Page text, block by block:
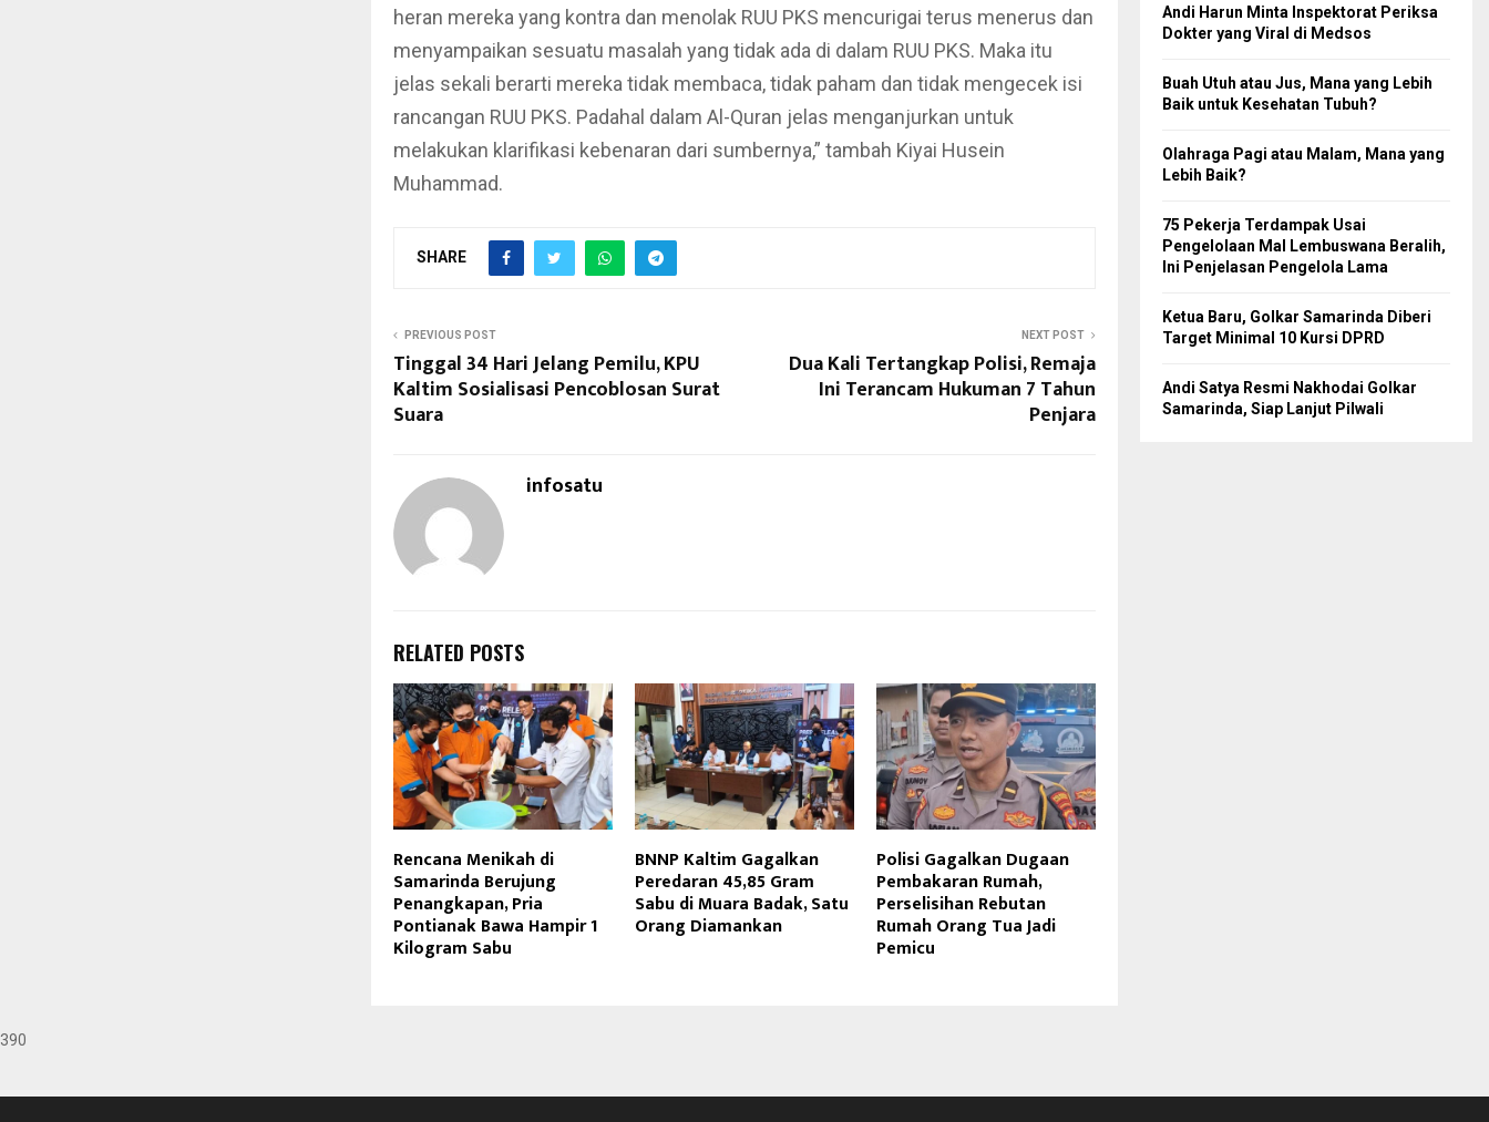
heran mereka yang kontra dan menolak RUU PKS mencurigai terus menerus dan
menyampaikan sesuatu masalah yang tidak ada di dalam RUU PKS. Maka itu
jelas sekali berarti mereka tidak membaca, tidak paham dan tidak mengecek isi
rancangan RUU PKS. Padahal dalam Al-Quran jelas menganjurkan untuk
melakukan klarifikasi kebenaran dari sumbernya,” tambah Kiyai Husein
Muhammad.
SHARE
PREVIOUS POST
Tinggal 34 Hari Jelang Pemilu, KPU
Kaltim Sosialisasi Pencoblosan Surat
Suara
NEXT POST
Dua Kali Tertangkap Polisi, Remaja
Ini Terancam Hukuman 7 Tahun
Penjara
infosatu
RELATED POSTS
Rencana Menikah di
Samarinda Berujung
Penangkapan, Pria
Pontianak Bawa Hampir 1
Kilogram Sabu
BNNP Kaltim Gagalkan
Peredaran 45,85 Gram
Sabu di Muara Badak, Satu
Orang Diamankan
Polisi Gagalkan Dugaan
Pembakaran Rumah,
Perselisihan Rebutan
Rumah Orang Tua Jadi
Pemicu
Andi Harun Minta Inspektorat Periksa
Dokter yang Viral di Medsos
Buah Utuh atau Jus, Mana yang Lebih
Baik untuk Kesehatan Tubuh?
Olahraga Pagi atau Malam, Mana yang
Lebih Baik?
75 Pekerja Terdampak Usai
Pengelolaan Mal Lembuswana Beralih,
Ini Penjelasan Pengelola Lama
Ketua Baru, Golkar Samarinda Diberi
Target Minimal 10 Kursi DPRD
Andi Satya Resmi Nakhodai Golkar
Samarinda, Siap Lanjut Pilwali
390